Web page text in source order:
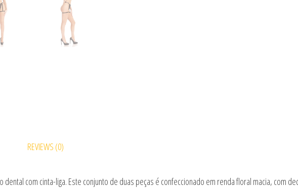
REVIEWS (0)
com cinta-liga. Este conjunto de duas peças é confeccionado em renda floral macia, com